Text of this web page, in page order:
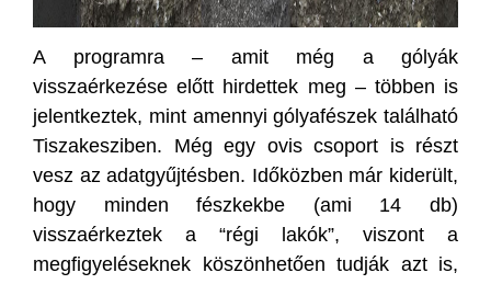
A programra – amit még a gólyák
visszaérkezése előtt hirdettek meg – többen is
jelentkeztek, mint amennyi gólyafészek található
Tiszakesziben. Még egy ovis csoport is részt
vesz az adatgyűjtésben. Időközben már kiderült,
hogy minden fészkekbe (ami 14 db)
visszaérkeztek a “régi lakók”, viszont a
megfigyeléseknek köszönhetően tudják azt is,